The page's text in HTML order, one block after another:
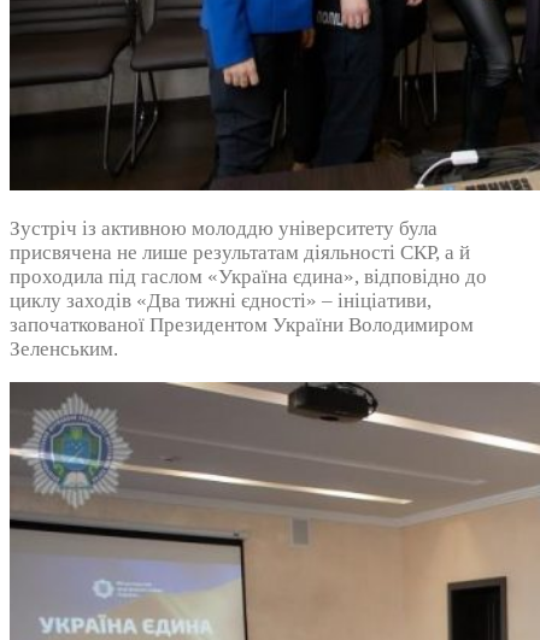
Зустріч із активною молоддю університету була
присвячена не лише результатам діяльності СКР, а й
проходила під гаслом «Україна єдина», відповідно до
циклу заходів «Два тижні єдності» – ініціативи,
започаткованої Президентом України Володимиром
Зеленським.